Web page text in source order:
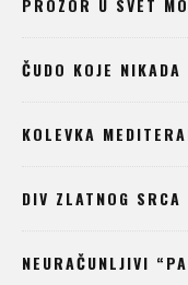
PROZOR U SVET
ČUDO KOJE NIKADA
KOLEVKA
DIV ZLATNOG SRCA
NEURAČUNLJIVI